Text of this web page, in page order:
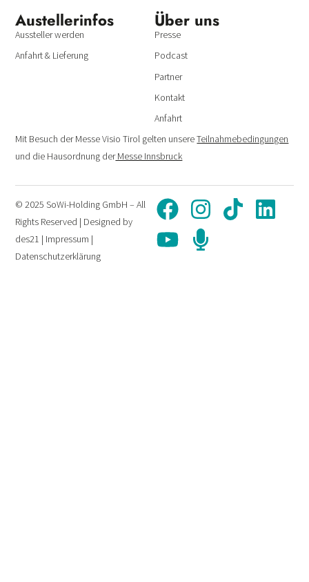
Austeller­infos
Aussteller werden
Anfahrt & Lieferung
Über uns
Presse
Podcast
Partner
Kontakt
Anfahrt
Mit Besuch der Messe Visio Tirol gelten unsereTeilnahmebedingungen
und die Hausordnung derMesse Innsbruck
© 2025 SoWi-Holding GmbH – All
Rights Reserved | Designed by
des21 | Impressum |
Datenschutzerklärung